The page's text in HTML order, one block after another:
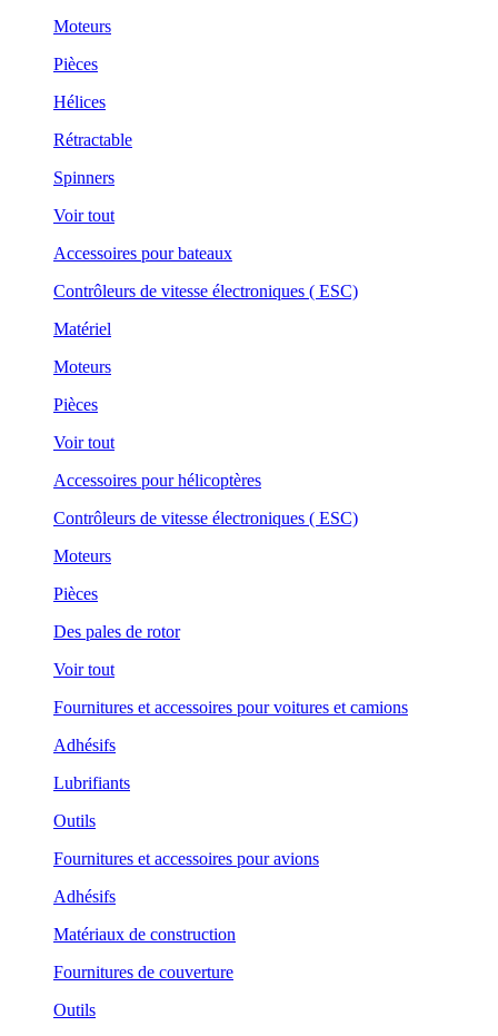
Moteurs
Pièces
Hélices
Rétractable
Spinners
Voir tout
Accessoires pour bateaux
Contrôleurs de vitesse électroniques ( ESC)
Matériel
Moteurs
Pièces
Voir tout
Accessoires pour hélicoptères
Contrôleurs de vitesse électroniques ( ESC)
Moteurs
Pièces
Des pales de rotor
Voir tout
Fournitures et accessoires pour voitures et camions
Adhésifs
Lubrifiants
Outils
Fournitures et accessoires pour avions
Adhésifs
Matériaux de construction
Fournitures de couverture
Outils